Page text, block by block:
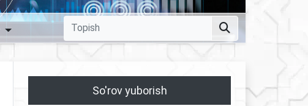
So'rov yuborish